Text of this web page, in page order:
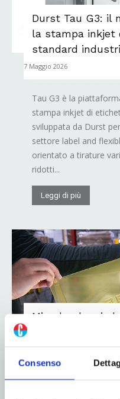
Consenso
Durst Tau G3: il
la stampa inkjet
standard
7 Maggio 2026
Tau G3 è la
stampa inkjet di
sviluppata da Durst
settore label and
orientato a tirature
ridotti...
Leggi di più
Miraclon lancia
Miraclon ha